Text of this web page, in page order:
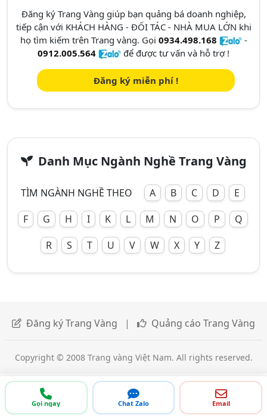
Gọi ngay Chat Zalo Email
Đăng ký Trang Vàng giúp bạn quảng bá doanh nghiệp,
tiếp cận với KHÁCH HÀNG - ĐỐI TÁC - NHÀ MUA LỚN khi
họ tìm kiếm trên Trang vàng. Gọi 0934.498.168
-
0912.005.564
để được tư vấn và hỗ trợ !
Đăng ký miễn phí !
Danh Mục Ngành Nghề Trang Vàng
TÌM NGÀNH NGHỀ THEO A B C D
E
F
G H I K L M N O P
Q
R
S T U V W X Y Z
Đăng ký Trang Vàng | Quảng cáo Trang Vàng
Copyright © 2008 Trang vàng Việt Nam. All rights reserved.